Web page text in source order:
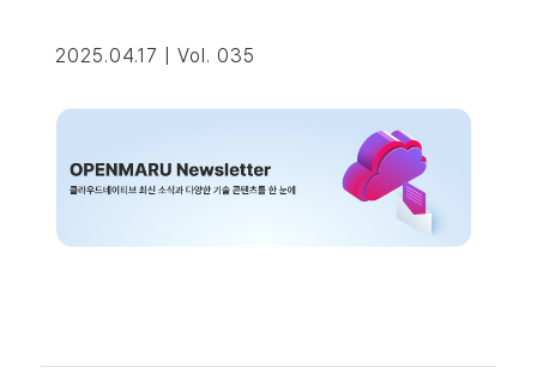
2025.04.17 | Vol. 035